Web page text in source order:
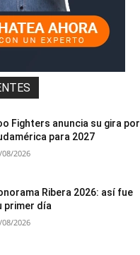
Fighters anuncia su gira por
para 2027
08/2026
Ribera 2026: así fue
primer día
08/2026